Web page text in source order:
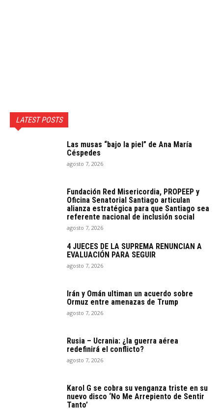
LATEST POSTS
Las musas “bajo la piel” de Ana María
Céspedes
agosto 7, 2026
Fundación Red Misericordia, PROPEEP y
Oficina Senatorial Santiago articulan
alianza estratégica para que Santiago sea
referente nacional de inclusión social
agosto 7, 2026
4 JUECES DE LA SUPREMA RENUNCIAN A
EVALUACIÓN PARA SEGUIR
agosto 7, 2026
Irán y Omán ultiman un acuerdo sobre
Ormuz entre amenazas de Trump
agosto 7, 2026
Rusia – Ucrania: ¿la guerra aérea
redefinirá el conflicto?
agosto 7, 2026
Karol G se cobra su venganza triste en su
nuevo disco ‘No Me Arrepiento de Sentir
Tanto’